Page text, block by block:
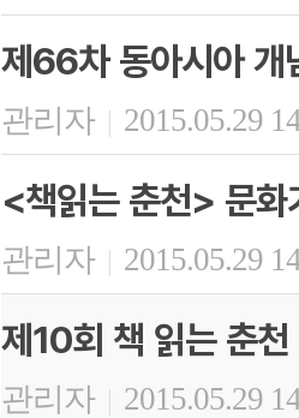
제66차 동아시아 개
관리자 | 2015.05.29
<책읽는 춘천> 문화
관리자 | 2015.05.29
제10회 책 읽는 춘천
관리자 | 2015.05.29